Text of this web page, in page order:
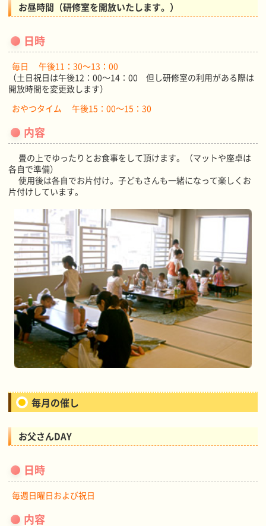
お昼時間（研修室を開放いたします。）
日時
毎日 午後11：30～13：00
（土日祝日は午後12：00～14：00 但し研修室の利用がある際は
開放時間を変更致します）
おやつタイム 午後15：00～15：30
内容
畳の上でゆったりとお食事をして頂けます。（マットや座卓は
各自で準備）
使用後は各自でお片付け。子どもさんも一緒になって楽しくお
片付けしています。
毎月の催し
お父さんDAY
日時
毎週日曜日および祝日
内容